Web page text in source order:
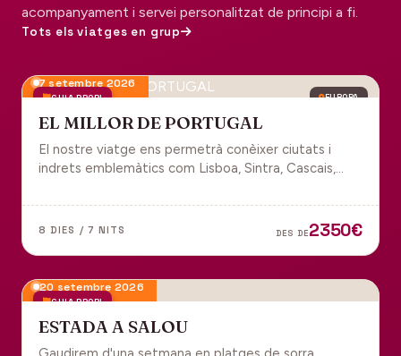
acompanyament i servei personalitzat de principi a fi.
Tots els viatges en grup
GUIA PROPI EUROPA
7 setembre 2026
EL MILLOR DE PORTUGAL
El nostre viatge ens permetrà conèixer ciutats i
indrets emblemàtics com Lisboa, Sintra, Cascais,
tot inclòs per gaudir plenament de Portugal.
8 DIES / 7 NITS DES DE2350€
GUIA PROPI
20 setembre 2026
ESTADA A SALOU